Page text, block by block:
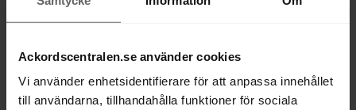
Ackordscentralen.se använder cookies
Vi använder enhetsidentifierare för att anpassa innehållet
till användarna, tillhandahålla funktioner för sociala
första kostnadsfria mötet oftast få ett fast
företag som har borgenärernas förtroende.